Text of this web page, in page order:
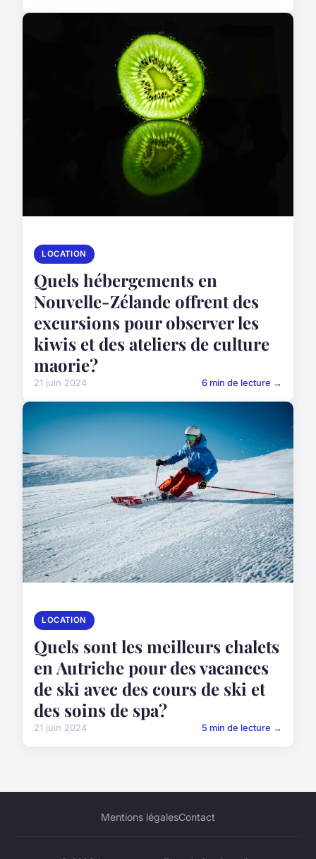
LOCATION
Quels hébergements en
Nouvelle-Zélande offrent des
excursions pour observer les
kiwis et des ateliers de culture
maorie?
21 juin 2024 6 min de lecture →
LOCATION
Quels sont les meilleurs chalets
en Autriche pour des vacances
de ski avec des cours de ski et
des soins de spa?
21 juin 2024 5 min de lecture →
Mentions légalesContact